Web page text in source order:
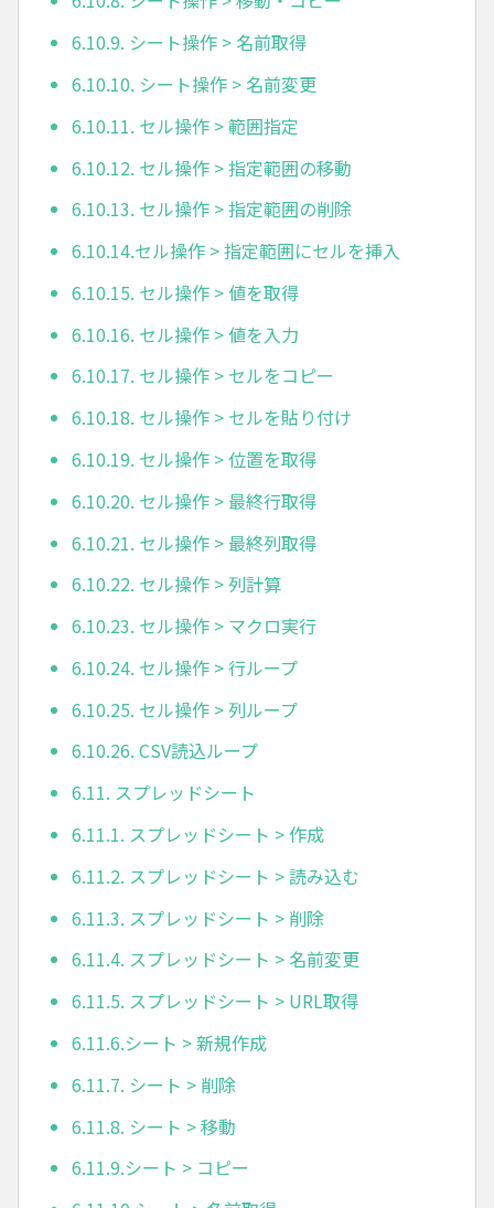
6.10.9. シート操作 > 名前取得
6.10.10. シート操作 > 名前変更
6.10.11. セル操作 > 範囲指定
6.10.12. セル操作 > 指定範囲の移動
6.10.13. セル操作 > 指定範囲の削除
6.10.14.セル操作 > 指定範囲にセルを挿入
6.10.15. セル操作 > 値を取得
6.10.16. セル操作 > 値を入力
6.10.17. セル操作 > セルをコピー
6.10.18. セル操作 > セルを貼り付け
6.10.19. セル操作 > 位置を取得
6.10.20. セル操作 > 最終行取得
6.10.21. セル操作 > 最終列取得
6.10.22. セル操作 > 列計算
6.10.23. セル操作 > マクロ実行
6.10.24. セル操作 > 行ループ
6.10.25. セル操作 > 列ループ
6.10.26. CSV読込ループ
6.11. スプレッドシート
6.11.1. スプレッドシート > 作成
6.11.2. スプレッドシート > 読み込む
6.11.3. スプレッドシート > 削除
6.11.4. スプレッドシート > 名前変更
6.11.5. スプレッドシート > URL取得
6.11.6.シート > 新規作成
6.11.7. シート > 削除
6.11.8. シート > 移動
6.11.9.シート > コピー